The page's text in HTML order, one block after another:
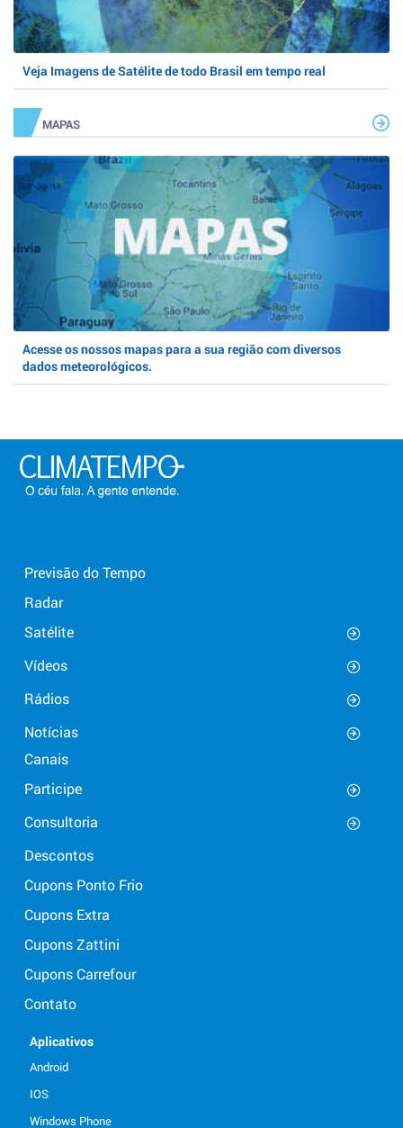
Veja Imagens de Satélite de todo Brasil em tempo real
MAPAS
Acesse os nossos mapas para a sua região com diversos
dados meteorológicos.
Previsão do Tempo
Radar
Satélite
Vídeos
Rádios
Notícias
Canais
Participe
Consultoria
Descontos
Cupons Ponto Frio
Cupons Extra
Cupons Zattini
Cupons Carrefour
Contato
Aplicativos
Android
IOS
Windows Phone